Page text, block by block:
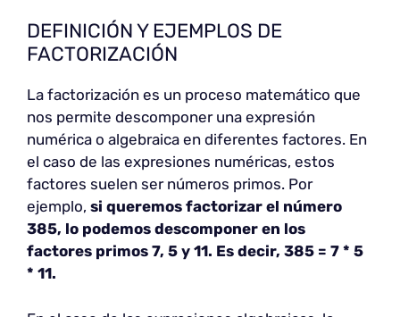
DEFINICIÓN Y EJEMPLOS DE
FACTORIZACIÓN
La factorización es un proceso matemático que
nos permite descomponer una expresión
numérica o algebraica en diferentes factores. En
el caso de las expresiones numéricas, estos
factores suelen ser números primos. Por
ejemplo, si queremos factorizar el número
385, lo podemos descomponer en los
factores primos 7, 5 y 11. Es decir, 385 = 7 * 5
* 11.